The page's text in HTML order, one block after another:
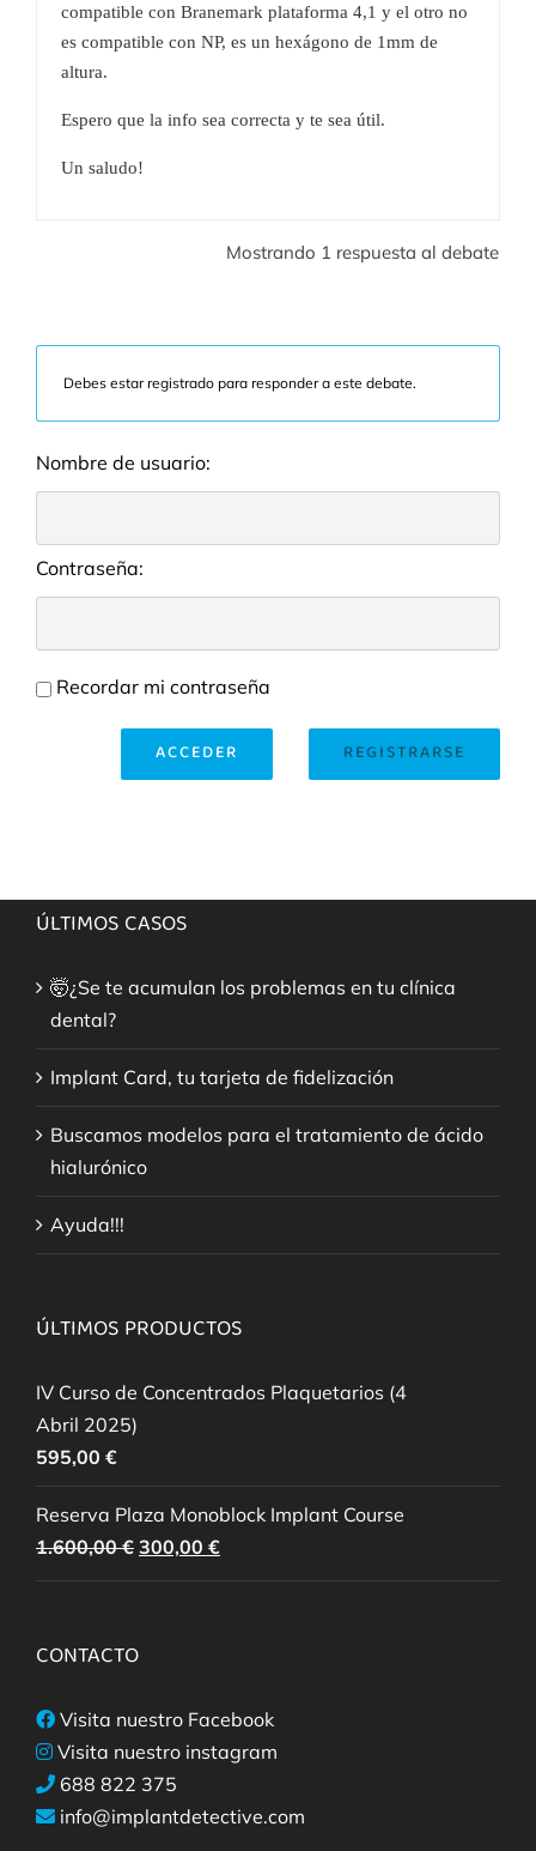
compatible con Branemark plataforma 4,1 y el otro no
es compatible con NP, es un hexágono de 1mm de
altura.
Espero que la info sea correcta y te sea útil.
Un saludo!
Mostrando 1 respuesta al debate
Debes estar registrado para responder a este debate.
Nombre de usuario:
Contraseña:
Recordar mi contraseña
REGISTRARSE
ACCEDER
ÚLTIMOS CASOS
🤯¿Se te acumulan los problemas en tu clínica
dental?
Implant Card, tu tarjeta de fidelización
Buscamos modelos para el tratamiento de ácido
hialurónico
Ayuda!!!
ÚLTIMOS PRODUCTOS
IV Curso de Concentrados Plaquetarios (4
Abril 2025)
595,00 €
Reserva Plaza Monoblock Implant Course
1.600,00€ El
precio
300,00 €El
precio
CONTACTO
Visita nuestro Facebook
Visita nuestro instagram
688 822 375
info@implantdetective.com